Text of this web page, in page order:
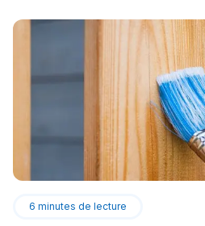
6 minutes de lecture